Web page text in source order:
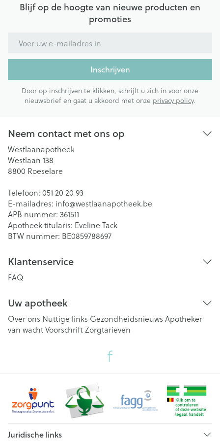
Blijf op de hoogte van nieuwe producten en
promoties
Inschrijven
Door op inschrijven te klikken, schrijft u zich in voor onze
nieuwsbrief en gaat u akkoord met onze privacy policy.
Neem contact met ons op
Westlaanapotheek
Westlaan 138
8800 Roeselare
Telefoon: 051 20 20 93
E-mailadres: info@westlaanapotheek.be
APB nummer: 361511
Apotheek titularis: Eveline Tack
BTW nummer: BE0859788697
Klantenservice
FAQ
Uw apotheek
Over ons Nuttige links Gezondheidsnieuws Apotheker
van wachtVoorschriftZorgtarieven
Juridische links